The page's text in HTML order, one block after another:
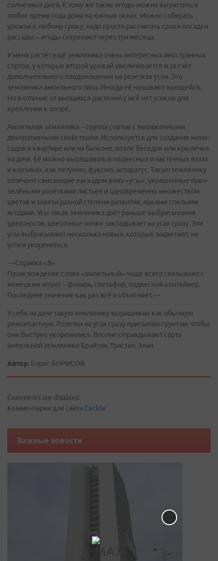
солнечных дней. К тому же такие ягоды можно вырастить в
любое время года дома на южных окнах. Можно собирать
урожай к любому сроку, надо просто рассчитать сроки посадки
рассады – ягоды созревают через три месяца.
У меня растёт ещё земляника очень интересных иностранных
сортов, у которых второй урожай увеличивается и за счёт
дополнительного плодоношения на розетках усов. Это
земляника ампельного типа. Иногда её называют вьющейся.
Но в отличие от вьющихся растений у неё нет усиков для
крепления к опоре.
Ампельная земляника – группа сортов с выраженными
декоративными свойствами. Используется для создания мини-
садов в квартире или на балконе, возле беседок или крылечка
на даче. Её можно выращивать в подвесных и настенных вазах
и корзинах, как петунию, фуксию, аспарагус. Такую землянику
отличают свисающие каскадом вниз «усы», украшенные ярко-
зелёными розетками листьев и одновременно множеством
цветов и завязи разной степени развития, яркими спелыми
ягодами. Усы такая земляника даёт раньше выбрасывания
цветоносов, цветочные почки закладывает на усах сразу. Эти
усы выбрасывают несколько новых, которые зацветают, не
успев укорениться.
~~Справка «В»
Происхождение слова «ампельный» чаще всего связывают с
немецким ampel – фонарь, светофор, подвесной контейнер.
Последнее значение как раз всё и объясняет.~~
У себя на даче такую землянику выращиваю как обычную
ремонтантную. Розетки на усах сразу присыпаю грунтом, чтобы
они быстрее укоренились. Вполне оправдывают сорта
ампельной земляники Брайтон, Тристан, Элан.
Автор: Борис БОРИСОВ
Comments are disabled
Комментарии для сайта Cackle
Важные новости